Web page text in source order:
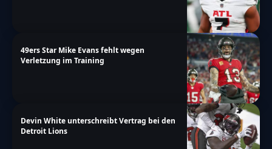
49ers Star Mike Evans fehlt wegen
Verletzung im Training
Devin White unterschreibt Vertrag bei den
Detroit Lions